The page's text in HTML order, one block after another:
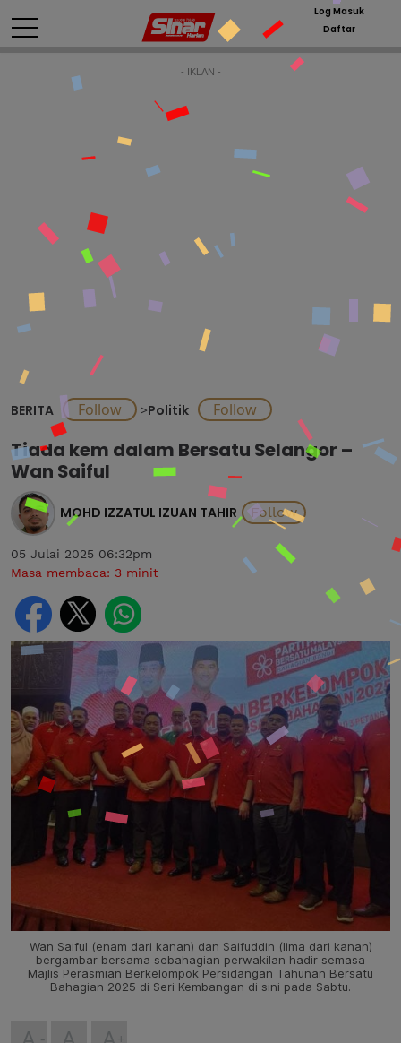
Log Masuk
Daftar
- IKLAN -
BERITA >Politik
Tiada kem dalam Bersatu Selangor –
Wan Saiful
MOHD IZZATUL IZUAN TAHIR
05 Julai 2025 06:32pm
Masa membaca: 3 minit
Wan Saiful (enam dari kanan) dan Saifuddin (lima dari kanan)
bergambar bersama sebahagian perwakilan hadir semasa
Majlis Perasmian Berkelompok Persidangan Tahunan Bersatu
Bahagian 2025 di Seri Kembangan di sini pada Sabtu.